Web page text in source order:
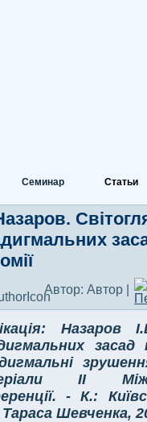
Семинар Статьи
Автор: Автор |
Назаров
засад
ІІ
- К.:
Тараса Шевченка,